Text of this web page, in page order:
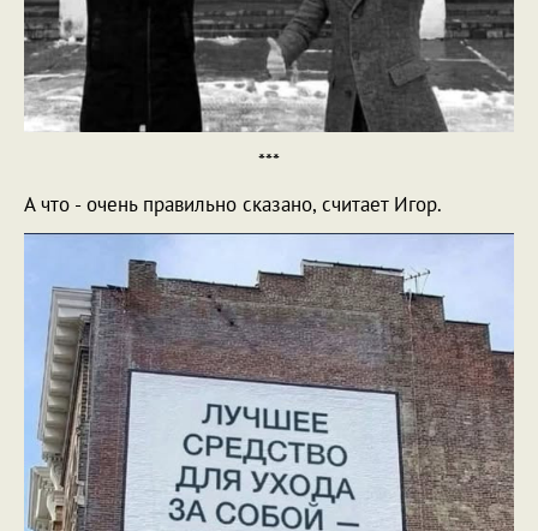
***
А что - очень правильно сказано, считает Игор.